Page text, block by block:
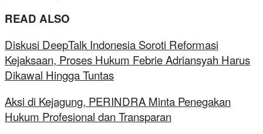
READ ALSO
Diskusi DeepTalk Indonesia Soroti Reformasi
Kejaksaan, Proses Hukum Febrie Adriansyah Harus
Dikawal Hingga Tuntas
Aksi di Kejagung, PERINDRA Minta Penegakan
Hukum Profesional dan Transparan